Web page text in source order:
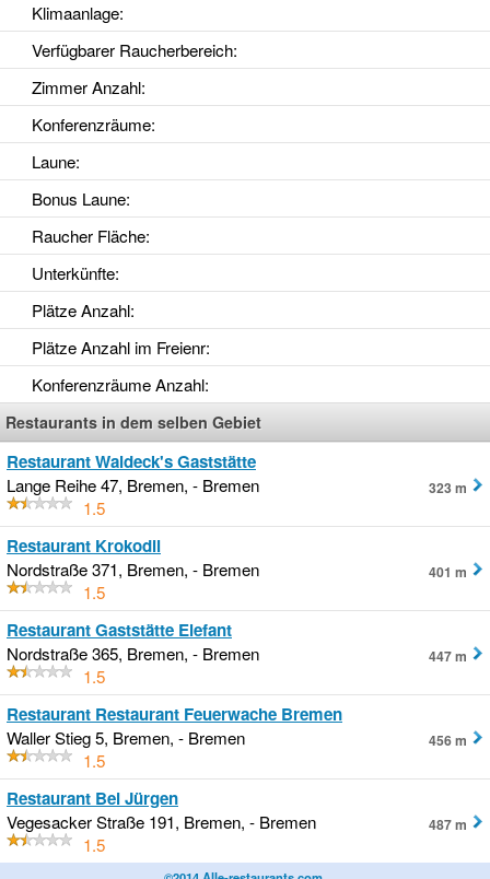
Klimaanlage:
Verfügbarer Raucherbereich:
Zimmer Anzahl:
Konferenzräume:
Laune:
Bonus Laune:
Raucher Fläche:
Unterkünfte:
Plätze Anzahl:
Plätze Anzahl im Freienr:
Konferenzräume Anzahl:
Restaurants in dem selben Gebiet
Restaurant Waldeck's Gaststätte
Lange Reihe 47, Bremen, - Bremen
1.5
323 m
Restaurant Krokodil
Nordstraße 371, Bremen, - Bremen
1.5
401 m
Restaurant Gaststätte Elefant
Nordstraße 365, Bremen, - Bremen
1.5
447 m
Restaurant Restaurant Feuerwache Bremen
Waller Stieg 5, Bremen, - Bremen
1.5
456 m
Restaurant Bei Jürgen
Vegesacker Straße 191, Bremen, - Bremen
1.5
487 m